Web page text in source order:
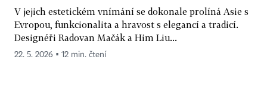
V jejich estetickém vnímání se dokonale prolíná Asie s
Evropou, funkcionalita a hravost s elegancí a tradicí.
Designéři Radovan Mačák a Him Liu...
22. 5. 2026 ▪ 12 min. čtení